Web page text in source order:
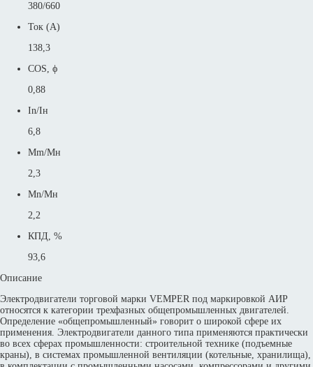
380/660
Ток (А)
138,3
COS, ϕ
0,88
In/Iн
6,8
Mm/Mн
2,3
Mn/Mн
2,2
КПД, %
93,6
Описание
Электродвигатели торговой марки VEMPER под маркировкой АИР
относятся к категории трехфазных общепромышленных двигателей.
Определение «общепромышленный» говорит о широкой сфере их
применения. Электродвигатели данного типа применяются практически
во всех сферах промышленности: строительной технике (подъемные
краны), в системах промышленной вентиляции (котельные, хранилища),